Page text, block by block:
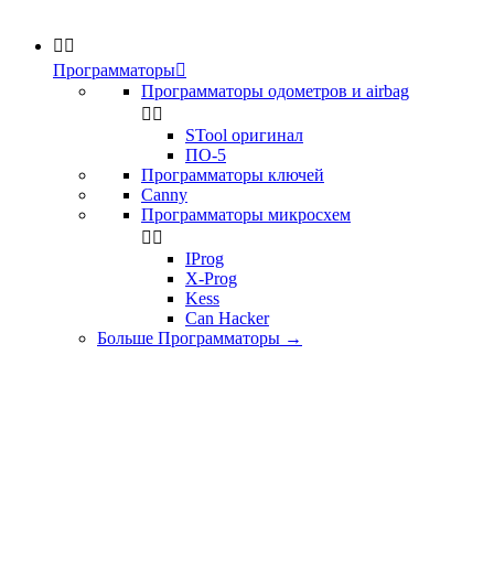
 
Программаторы
Программаторы одометров и airbag
 
STool оригинал
ПО-5
Программаторы ключей
Canny
Программаторы микросхем
 
IProg
X-Prog
Kess
Can Hacker
Больше Программаторы →